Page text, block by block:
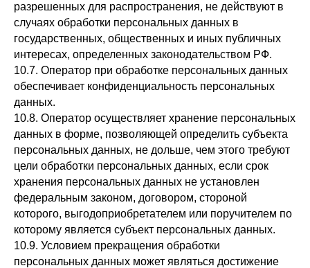
разрешенных для распространения, не действуют в
случаях обработки персональных данных в
государственных, общественных и иных публичных
интересах, определенных законодательством РФ.
10.7. Оператор при обработке персональных данных
обеспечивает конфиденциальность персональных
данных.
10.8. Оператор осуществляет хранение персональных
данных в форме, позволяющей определить субъекта
персональных данных, не дольше, чем этого требуют
цели обработки персональных данных, если срок
хранения персональных данных не установлен
федеральным законом, договором, стороной
которого, выгодоприобретателем или поручителем по
которому является субъект персональных данных.
10.9. Условием прекращения обработки
персональных данных может являться достижение